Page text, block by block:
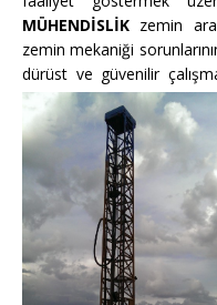
MÜHENDİSLİK zemin
zemin mekaniği
dürüst ve güvenilir